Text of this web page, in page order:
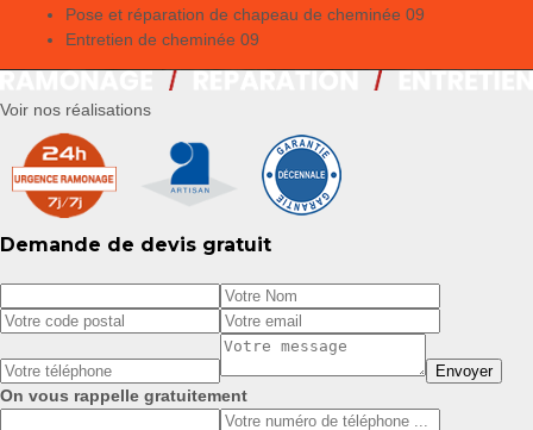
Pose et réparation de chapeau de cheminée 09
Entretien de cheminée 09
Voir nos réalisations
Demande de devis gratuit
On vous rappelle gratuitement